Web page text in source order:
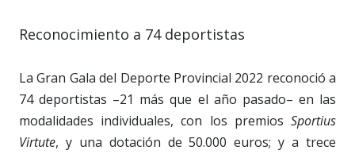
Reconocimiento a 74 deportistas
La Gran Gala del Deporte Provincial 2022 reconoció a
74 deportistas –21 más que el año pasado– en las
modalidades individuales, con los premios Sportius
Virtute, y una dotación de 50.000 euros; y a trece